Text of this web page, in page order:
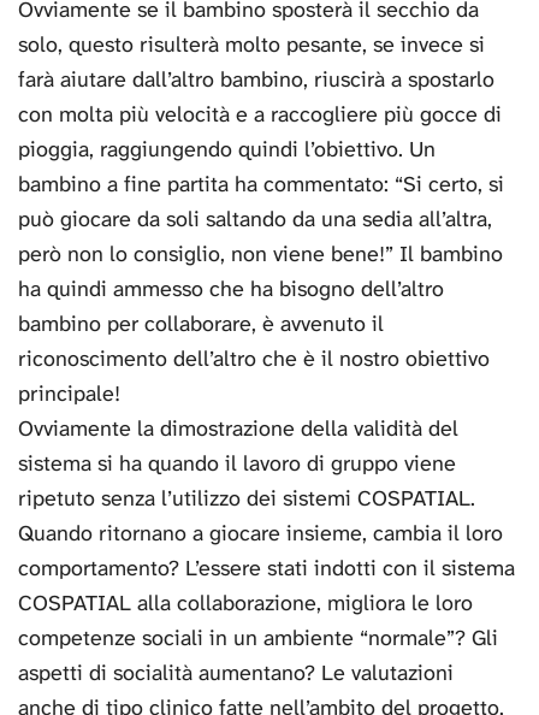
Ovviamente se il bambino sposterà il secchio da
solo, questo risulterà molto pesante, se invece si
farà aiutare dall’altro bambino, riuscirà a spostarlo
con molta più velocità e a raccogliere più gocce di
pioggia, raggiungendo quindi l’obiettivo. Un
bambino a fine partita ha commentato: “Si certo, si
può giocare da soli saltando da una sedia all’altra,
però non lo consiglio, non viene bene!” Il bambino
ha quindi ammesso che ha bisogno dell’altro
bambino per collaborare, è avvenuto il
riconoscimento dell’altro che è il nostro obiettivo
principale!
Ovviamente la dimostrazione della validità del
sistema si ha quando il lavoro di gruppo viene
ripetuto senza l’utilizzo dei sistemi COSPATIAL.
Quando ritornano a giocare insieme, cambia il loro
comportamento? L’essere stati indotti con il sistema
COSPATIAL alla collaborazione, migliora le loro
competenze sociali in un ambiente “normale”? Gli
aspetti di socialità aumentano? Le valutazioni
anche di tipo clinico fatte nell’ambito del progetto,